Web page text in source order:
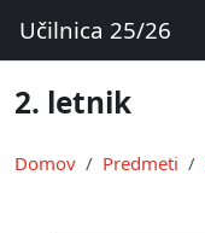
Učilnica 25/26
2. letnik
Domov Predmeti